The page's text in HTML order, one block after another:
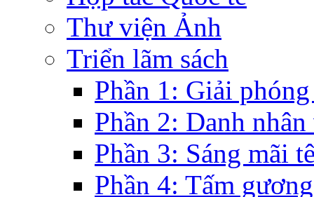
Thư viện Ảnh
Triển lãm sách
Phần 1: Giải
Phần 2: Danh nhân
Phần 3: Sáng mãi
Phần 4: Tấm